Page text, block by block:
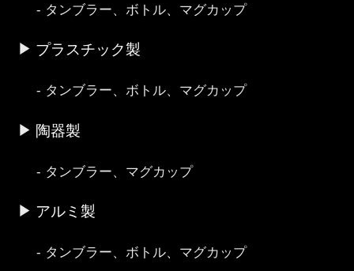
タンブラー、ボトル、マグカップ
プラスチック製
タンブラー、ボトル、マグカップ
陶器製
タンブラー、マグカップ
アルミ製
タンブラー、ボトル、マグカップ